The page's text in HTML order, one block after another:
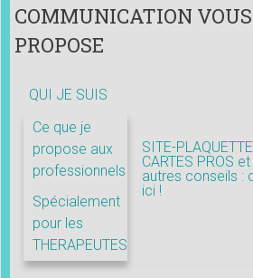
COMMUNICATION VOUS
PROPOSE
QUI JE SUIS
Ce que je
propose aux
professionnels
Spécialement
pour les
THERAPEUTES
SITE-
CARTES PROS et
autres conseils :
ici !